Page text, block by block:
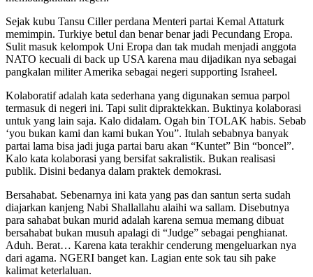
Sejak kubu Tansu Ciller perdana Menteri partai Kemal Attaturk
memimpin. Turkiye betul dan benar benar jadi Pecundang Eropa.
Sulit masuk kelompok Uni Eropa dan tak mudah menjadi anggota
NATO kecuali di back up USA karena mau dijadikan nya sebagai
pangkalan militer Amerika sebagai negeri supporting Israheel.
Kolaboratif adalah kata sederhana yang digunakan semua parpol
termasuk di negeri ini. Tapi sulit dipraktekkan. Buktinya kolaborasi
untuk yang lain saja. Kalo didalam. Ogah bin TOLAK habis. Sebab
‘you bukan kami dan kami bukan You”. Itulah sebabnya banyak
partai lama bisa jadi juga partai baru akan “Kuntet” Bin “boncel”.
Kalo kata kolaborasi yang bersifat sakralistik. Bukan realisasi
publik. Disini bedanya dalam praktek demokrasi.
Bersahabat. Sebenarnya ini kata yang pas dan santun serta sudah
diajarkan kanjeng Nabi Shallallahu alaihi wa sallam. Disebutnya
para sahabat bukan murid adalah karena semua memang dibuat
bersahabat bukan musuh apalagi di “Judge” sebagai penghianat.
Aduh. Berat… Karena kata terakhir cenderung mengeluarkan nya
dari agama. NGERI banget kan. Lagian ente sok tau sih pake
kalimat keterlaluan.